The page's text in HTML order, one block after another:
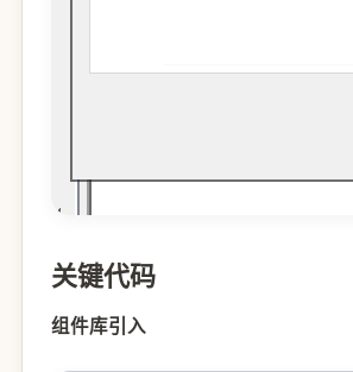
关键代码
组件库引入